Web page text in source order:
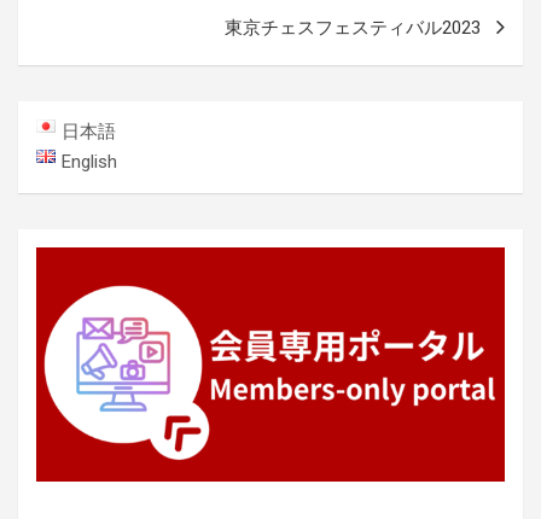
ー
シ
ョ
ン
東京チェスフェスティバル2023
日本語
English